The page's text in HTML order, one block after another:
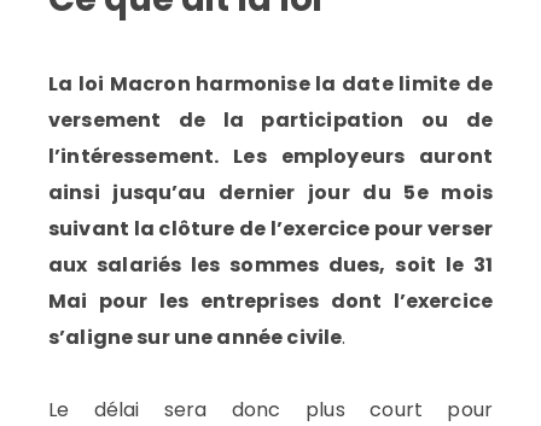
La loi Macron harmonise la date limite de
versement de la participation ou de
l’intéressement. Les employeurs auront
ainsi jusqu’au dernier jour du 5e mois
suivant la clôture de l’exercice pour verser
aux salariés les sommes dues, soit le 31
Mai pour les entreprises dont l’exercice
s’aligne sur une année civile.
Le délai sera donc plus court pour